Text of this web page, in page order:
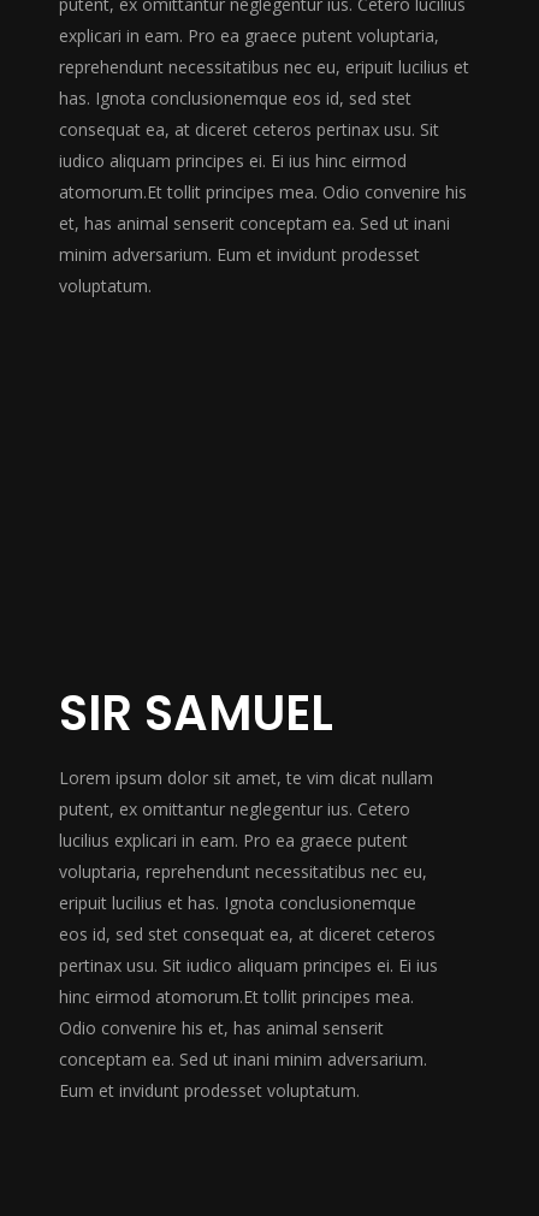
explicari in eam. Pro ea graece putent voluptaria,
reprehendunt necessitatibus nec eu, eripuit lucilius et
has. Ignota conclusionemque eos id, sed stet
consequat ea, at diceret ceteros pertinax usu. Sit
iudico aliquam principes ei. Ei ius hinc eirmod
atomorum.Et tollit principes mea. Odio convenire his
et, has animal senserit conceptam ea. Sed ut inani
minim adversarium. Eum et invidunt prodesset
voluptatum.
SIR SAMUEL
Lorem ipsum dolor sit amet, te vim dicat nullam
putent, ex omittantur neglegentur ius. Cetero
lucilius explicari in eam. Pro ea graece putent
voluptaria, reprehendunt necessitatibus nec eu,
eripuit lucilius et has. Ignota conclusionemque
eos id, sed stet consequat ea, at diceret ceteros
pertinax usu. Sit iudico aliquam principes ei. Ei ius
hinc eirmod atomorum.Et tollit principes mea.
Odio convenire his et, has animal senserit
conceptam ea. Sed ut inani minim adversarium.
Eum et invidunt prodesset voluptatum.